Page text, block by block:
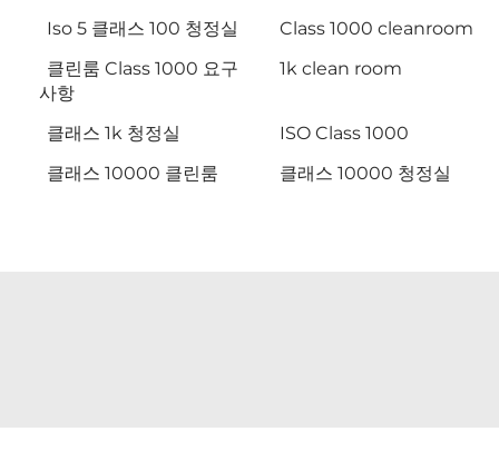
Iso 5 클래스 100 청정실
Class 1000 cleanroom
클린룸 Class 1000 요구
사항
1k clean room
클래스 1k 청정실
ISO Class 1000
클래스 10000 클린룸
클래스 10000 청정실